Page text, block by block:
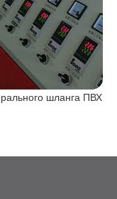
шланга ПВХ